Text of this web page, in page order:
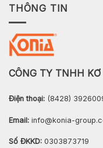
THÔNG TIN
CÔNG TY TNHH
Điện thoại: (8428)
Email: info@konia-
Số ĐKKD: 0303873719